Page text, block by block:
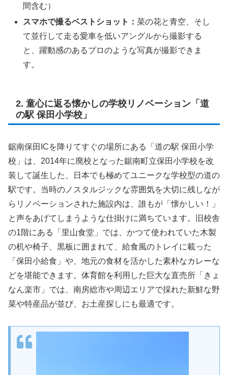
間含む）
スマホで撮るベストショット：菜の花と青空、そし
て並行して走る愛車を低いアングルから撮影する
と、躍動感のあるプロのような写真が撮影できま
す。
2. 童心に返る懐かしの学校リノベーション「道
の駅 保田小学校」
鋸南保田ICを降りてすぐの場所にある「道の駅 保田小学
校」は、2014年に廃校となった鋸南町立保田小学校を改
装して誕生した、日本でも極めてユニークな学校型の道の
駅です。当時のノスタルジックな雰囲気を大切に残しなが
らリノベーションされた施設内は、誰もが「懐かしい！」
と声をあげてしまうような仕掛けに満ちています。旧校舎
の1階にある「里山食堂」では、かつて使われていた木製
の机や椅子、黒板に囲まれて、給食風のトレイに載った
「保田小給食」や、地元の食材を活かした素朴なカレーな
どを堪能できます。体育館を利用した巨大な直売所「きょ
なん楽市」では、南房総市や周辺エリアで採れた新鮮な野
菜や特産品が並び、お土産探しにも最適です。